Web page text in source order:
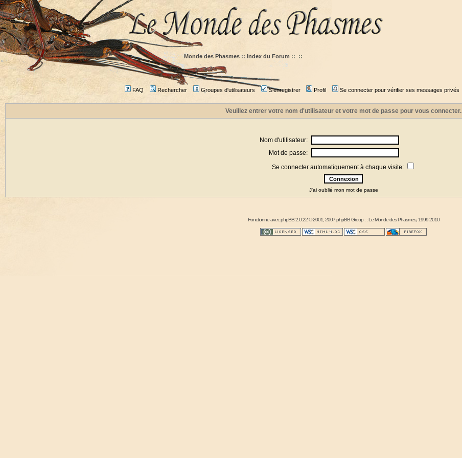
Monde des Phasmes :: Index du Forum :: ::
FAQ Rechercher Groupes d'utilisateurs S'enregistrer Profil Se connecter pour vérifier ses messages privés
Veuillez entrer votre nom d'utilisateur et votre mot de passe pour vous connecter.
Nom d'utilisateur:
Mot de passe:
Se connecter automatiquement à chaque visite:
J'ai oublié mon mot de passe
Fonctionne avecphpBB2.0.22 © 2001, 2007 phpBB Group : :Le Monde des Phasmes, 1999-2010